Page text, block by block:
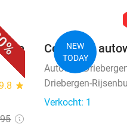
star
NEW
TODAY
Complete
Autowas
Driebergen-
Verkocht: 1